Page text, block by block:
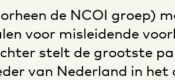
de NCOI groep)
voor misleidende
stelt de grootste
van Nederland in het